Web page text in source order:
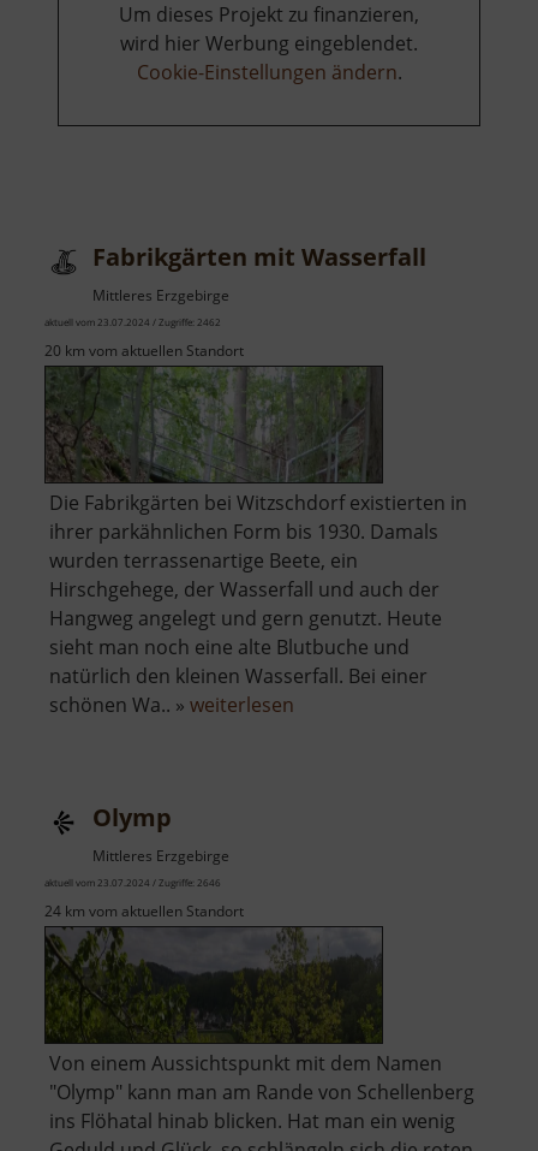
Um dieses Projekt zu finanzieren,
wird hier Werbung eingeblendet.
Cookie-Einstellungen ändern.
Fabrikgärten mit Wasserfall
Mittleres Erzgebirge
aktuell vom 23.07.2024 / Zugriffe: 2462
20 km vom aktuellen Standort
Die Fabrikgärten bei Witzschdorf existierten in
ihrer parkähnlichen Form bis 1930. Damals
wurden terrassenartige Beete, ein
Hirschgehege, der Wasserfall und auch der
Hangweg angelegt und gern genutzt. Heute
sieht man noch eine alte Blutbuche und
natürlich den kleinen Wasserfall. Bei einer
schönen Wa.. » weiterlesen
Olymp
Mittleres Erzgebirge
aktuell vom 23.07.2024 / Zugriffe: 2646
24 km vom aktuellen Standort
Von einem Aussichtspunkt mit dem Namen
"Olymp" kann man am Rande von Schellenberg
ins Flöhatal hinab blicken. Hat man ein wenig